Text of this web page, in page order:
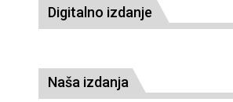
Digitalno izdanje
Naša izdanja